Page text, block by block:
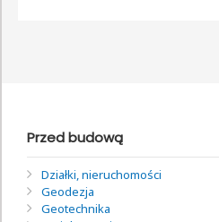
Przed budową
Działki, nieruchomości
Geodezja
Geotechnika